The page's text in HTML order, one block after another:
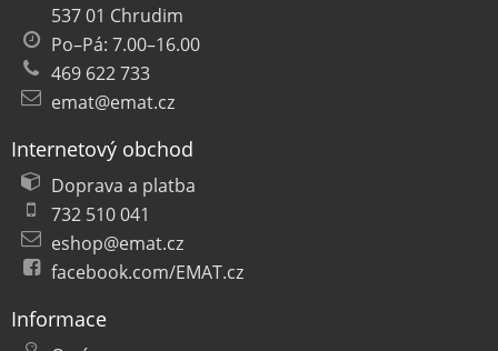
537 01 Chrudim
Po–Pá: 7.00–16.00
469 622 733
emat@emat.cz
Internetový obchod
Doprava a platba
732 510 041
eshop@emat.cz
facebook.com/EMAT.cz
Informace